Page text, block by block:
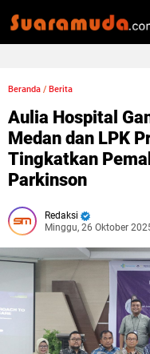
Beranda / Berita
Aulia Hospital
Medan dan LPK
Tingkatkan
Parkinson
Redaksi
Minggu, 26 Oktober